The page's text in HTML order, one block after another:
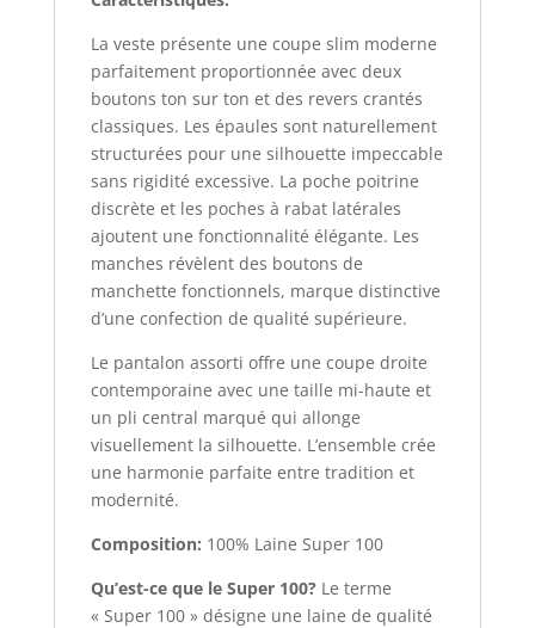
La veste présente une coupe slim moderne
parfaitement proportionnée avec deux
boutons ton sur ton et des revers crantés
classiques. Les épaules sont naturellement
structurées pour une silhouette impeccable
sans rigidité excessive. La poche poitrine
discrète et les poches à rabat latérales
ajoutent une fonctionnalité élégante. Les
manches révèlent des boutons de
manchette fonctionnels, marque distinctive
d’une confection de qualité supérieure.
Le pantalon assorti offre une coupe droite
contemporaine avec une taille mi-haute et
un pli central marqué qui allonge
visuellement la silhouette. L’ensemble crée
une harmonie parfaite entre tradition et
modernité.
Composition: 100% Laine Super 100
Qu’est-ce que le Super 100?Le terme
« Super 100 » désigne une laine de qualité